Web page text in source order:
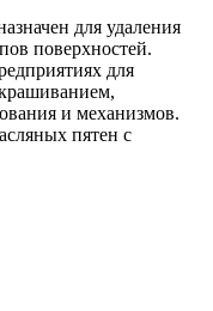
для удаления
поверхностей.
для
и механизмов.
пятен с